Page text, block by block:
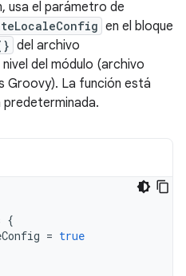
usa el parámetro de
en el bloque
del archivo
nivel del módulo (archivo
Groovy). La función está
{
= true